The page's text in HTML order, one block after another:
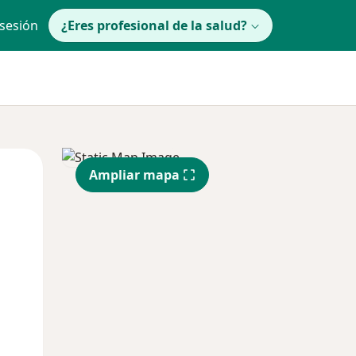
¿Eres profesional de la salud?
Mié
12 Ago
Jue
13 Ago
Ampliar mapa